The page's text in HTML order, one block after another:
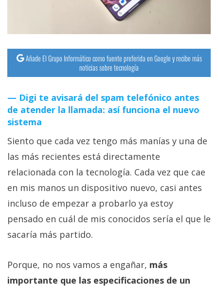
Añade El Grupo Informático como fuente preferida en Google y recibe más
noticias sobre tecnología
Digi te avisará del spam telefónico antes
de atender la llamada: así funciona el nuevo
sistema
Siento que cada vez tengo más manías y una de
las más recientes está directamente
relacionada con la tecnología. Cada vez que cae
en mis manos un dispositivo nuevo, casi antes
incluso de empezar a probarlo ya estoy
pensado en cuál de mis conocidos sería el que le
sacaría más partido.
Porque, no nos vamos a engañar, más
importante que las especificaciones de un